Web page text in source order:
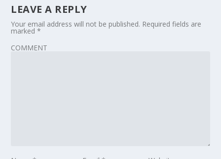
LEAVE A REPLY
Your email address will not be published. Required fields are
marked*
COMMENT